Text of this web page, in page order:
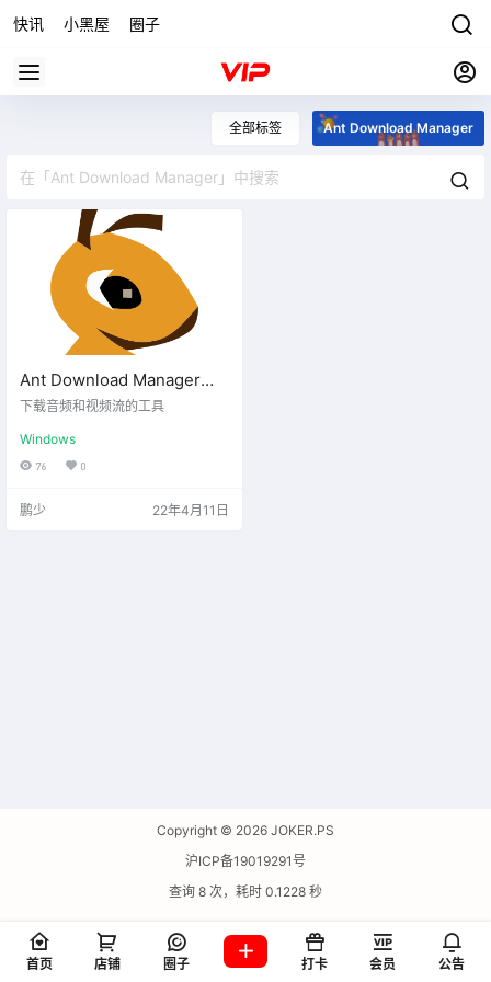
快讯 小黑屋 圈子
全部标签 Ant Download Manager
Ant Download Manager
v2.6.2便携版
下载音频和视频流的工具
Windows
76 0
鹏少 22年4月11日
Copyright © 2026 JOKER.PS
沪ICP备19019291号
查询 8 次，耗时 0.1228 秒
首页 店铺 圈子 打卡 会员 公告